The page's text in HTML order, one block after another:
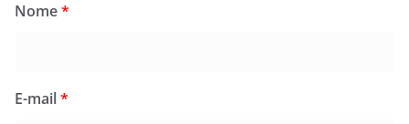
Nome*
E-mail*